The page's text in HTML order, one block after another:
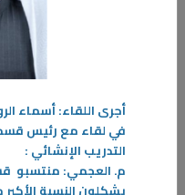
أجرى اللقاء: أسماء
في لقاء مع رئيس قسم
التدريب الإنشائي :
م. العجمي: منتسبو